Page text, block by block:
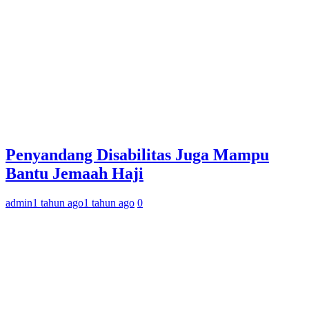
Penyandang Disabilitas Juga Mampu
Bantu Jemaah Haji
admin1 tahun ago1 tahun ago 0